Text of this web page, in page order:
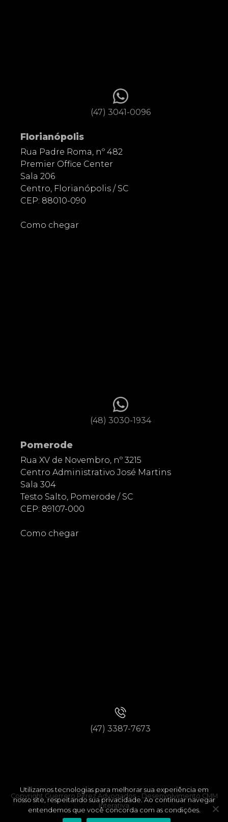
(47) 3041-0096
Florianópolis
Rua Padre Roma, nº 482
Premier Office Center
Sala 206
Centro, Florianópolis / SC
CEP: 88010-090
Como chegar
(48) 3030-1934
Pomerode
Rua XV de Novembro, nº 3215
Centro Administrativo José Martins
Sala 304
Testo Salto, Pomerode / SC
CEP: 89107-000
Como chegar
(47) 3387-7673
Copyright Guerrero Pitrez Advogados - Desenvolvimento CMM
Interativa
Utilizamos tecnologias para melhorar sua experiência em
nosso site, respeitando sua privacidade. Ao continuar navegar
entendemos que você concorda com as condições.